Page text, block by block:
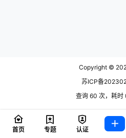
Copyright ©
苏ICP备
查询 60 次，耗
首页 专题 认证